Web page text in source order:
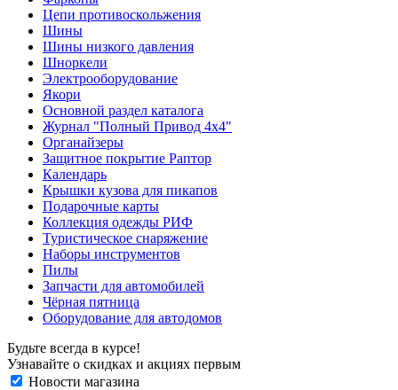
Цепи противоскольжения
Шины
Шины низкого давления
Шноркели
Электрооборудование
Якори
Основной раздел каталога
Журнал "Полный Привод 4х4"
Органайзеры
Защитное покрытие Раптор
Календарь
Крышки кузова для пикапов
Подарочные карты
Коллекция одежды РИФ
Туристическое снаряжение
Наборы инструментов
Пилы
Запчасти для автомобилей
Чёрная пятница
Оборудование для автодомов
Будьте всегда в курсе!
Узнавайте о скидках и акциях первым
Новости магазина